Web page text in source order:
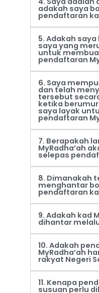
adakah saya
pendaftaran
5. Adakah
saya yang
untuk
pendaftaran
6. Saya
dan telah
tersebut
ketika berumur
saya layak
pendaftaran
7. Berapakah
MyRadha’ah
selepas
8. Dimanakah
menghantar
pendaftaran
9. Adakah kad
dihantar
10. Adakah
MyRadha’ah
rakyat Negeri
11. Kenapa
susuan perlu